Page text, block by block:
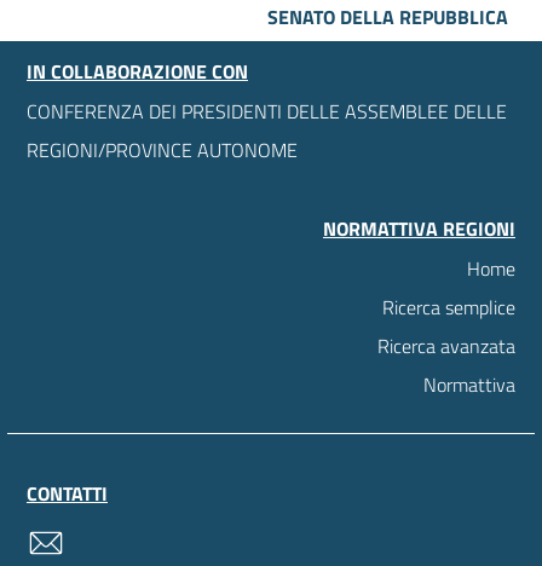
SENATO DELLA REPUBBLICA
IN COLLABORAZIONE CON
CONFERENZA DEI PRESIDENTI DELLE ASSEMBLEE DELLE
REGIONI/PROVINCE AUTONOME
NORMATTIVA REGIONI
Home
Ricerca semplice
Ricerca avanzata
Normattiva
CONTATTI